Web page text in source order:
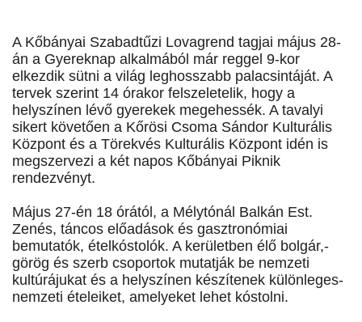
A Kőbányai Szabadtűzi Lovagrend tagjai május 28-
án a Gyereknap alkalmából már reggel 9-kor
elkezdik sütni a világ leghosszabb palacsintáját. A
tervek szerint 14 órakor felszeletelik, hogy a
helyszínen lévő gyerekek megehessék. A tavalyi
sikert követően a Kőrösi Csoma Sándor Kulturális
Központ és a Törekvés Kulturális Központ idén is
megszervezi a két napos Kőbányai Piknik
rendezvényt.
Május 27-én 18 órától, a Mélytónál Balkán Est.
Zenés, táncos előadások és gasztronómiai
bemutatók, ételkóstolók. A kerületben élő bolgár,-
görög és szerb csoportok mutatják be nemzeti
kultúrájukat és a helyszínen készítenek különleges-
nemzeti ételeiket, amelyeket lehet kóstolni.